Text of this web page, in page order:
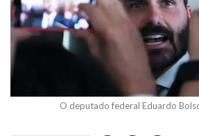
O deputado federal Eduardo